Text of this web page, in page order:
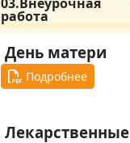
работа
День матери
Подробнее
Лекарственные